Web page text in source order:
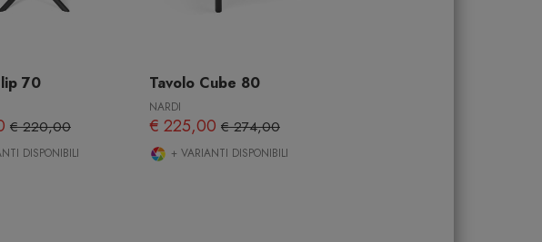
70
€ 220,00
DISPONIBILI
Tavolo Cube 80
NARDI
€ 225,00 € 274,00
+ VARIANTI DISPONIBILI